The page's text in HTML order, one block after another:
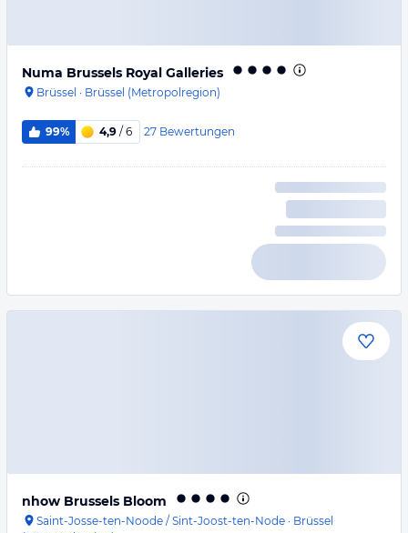
Numa Brussels Royal Galleries
Brüssel · Brüssel (Metropolregion)
99% 4,9 / 6 27 Bewertungen
nhow Brussels Bloom
Saint-Josse-ten-Noode / Sint-Joost-ten-Node · Brüssel